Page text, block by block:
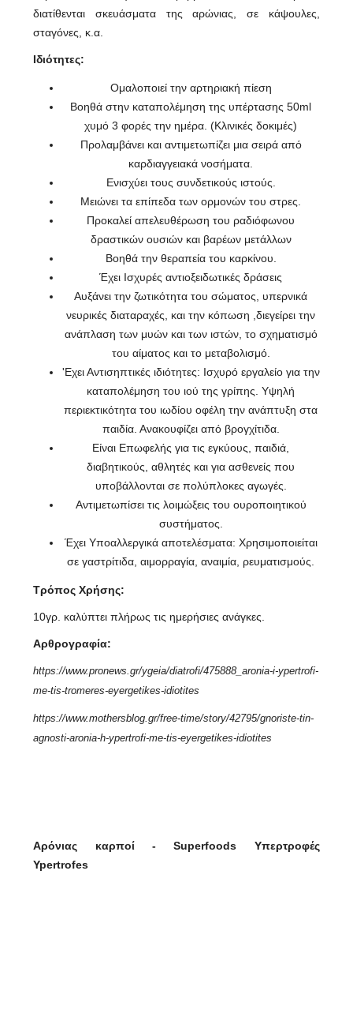
διατίθενται σκευάσματα της αρώνιας, σε κάψουλες,
σταγόνες, κ.α.
Ιδιότητες:
Ομαλοποιεί την αρτηριακή πίεση
Βοηθά στην καταπολέμηση της υπέρτασης 50ml
χυμό 3 φορές την ημέρα. (Κλινικές δοκιμές)
Προλαμβάνει και αντιμετωπίζει μια σειρά από
καρδιαγγειακά νοσήματα.
Ενισχύει τους συνδετικούς ιστούς.
Μειώνει τα επίπεδα των ορμονών του στρες.
Προκαλεί απελευθέρωση του ραδιόφωνου
δραστικών ουσιών και βαρέων μετάλλων
Βοηθά την θεραπεία του καρκίνου.
Έχει Ισχυρές αντιοξειδωτικές δράσεις
Αυξάνει την ζωτικότητα του σώματος, υπερνικά
νευρικές διαταραχές, και την κόπωση ,διεγείρει την
ανάπλαση των μυών και των ιστών, το σχηματισμό
του αίματος και το μεταβολισμό.
'Εχει Αντισηπτικές ιδιότητες: Ισχυρό εργαλείο για την
καταπολέμηση του ιού της γρίπης. Υψηλή
περιεκτικότητα του ιωδίου οφέλη την ανάπτυξη στα
παιδία. Ανακουφίζει από βρογχίτιδα.
Είναι Επωφελής για τις εγκύους, παιδιά,
διαβητικούς, αθλητές και για ασθενείς που
υποβάλλονται σε πολύπλοκες αγωγές.
Αντιμετωπίσει τις λοιμώξεις του ουροποιητικού
συστήματος.
Έχει Υποαλλεργικά αποτελέσματα: Χρησιμοποιείται
σε γαστρίτιδα, αιμορραγία, αναιμία, ρευματισμούς.
Τρόπος Χρήσης:
10γρ. καλύπτει πλήρως τις ημερήσιες ανάγκες.
Αρθρογραφία:
https://www.pronews.gr/ygeia/diatrofi/475888_aronia-i-ypertrofi-
me-tis-tromeres-eyergetikes-idiotites
https://www.mothersblog.gr/free-time/story/42795/gnoriste-tin-
agnosti-aronia-h-ypertrofi-me-tis-eyergetikes-idiotites
Αρόνιας καρποί - Superfoods Υπερτροφές
Ypertrofes